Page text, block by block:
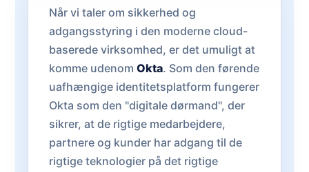
Når vi taler om sikkerhed og
adgangsstyring i den moderne cloud-
baserede virksomhed, er det umuligt at
komme udenom Okta. Som den førende
uafhængige identitetsplatform fungerer
Okta som den "digitale dørmand", der
sikrer, at de rigtige medarbejdere,
partnere og kunder har adgang til de
rigtige teknologier på det rigtige